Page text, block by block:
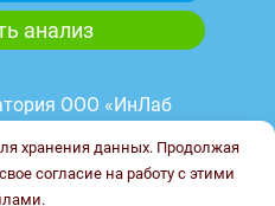
анализ
ООО «ИнЛаб
23.03.2023 г. ИНН
хранения данных. Продолжая
согласие на работу с этими